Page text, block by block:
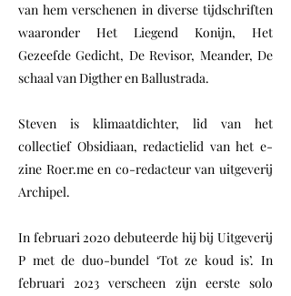
van hem verschenen in diverse tijdschriften
waaronder Het Liegend Konijn, Het
Gezeefde Gedicht, De Revisor, Meander, De
schaal van Digther en Ballustrada.
Steven is klimaatdichter, lid van het
collectief Obsidiaan, redactielid van het e-
zine Roer.me en co-redacteur van uitgeverij
Archipel.
In februari 2020 debuteerde hij bij Uitgeverij
P met de duo-bundel ‘Tot ze koud is’. In
februari 2023 verscheen zijn eerste solo